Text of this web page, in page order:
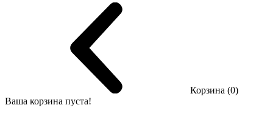
Корзина (0)
Ваша корзина пуста!